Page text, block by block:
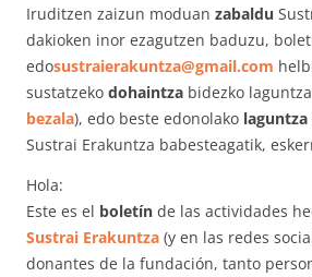
Iruditzen zaizun moduanzabaldu
dakioken inor ezagutzen baduzu,
edosustraierakuntza@gmail.com
sustatzekodohaintza bidezko
bezala), edo beste edonolako laguntza
Sustrai Erakuntza babesteagatik,
Hola:
Este es el boletín de las actividades
Sustrai Erakuntza (y en las redes
donantes de la fundación, tanto